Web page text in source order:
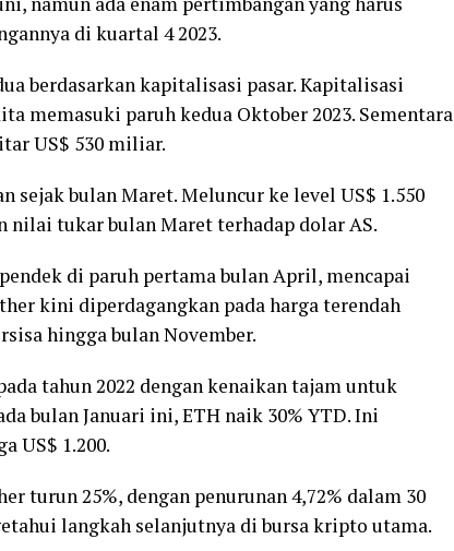
di kuartal 4 2023.
berdasarkan kapitalisasi pasar. Kapitalisasi
memasuki paruh kedua Oktober 2023. Sementara
US$ 530 miliar.
sejak bulan Maret. Meluncur ke level US$ 1.550
nilai tukar bulan Maret terhadap dolar AS.
di paruh pertama bulan April, mencapai
kini diperdagangkan pada harga terendah
hingga bulan November.
tahun 2022 dengan kenaikan tajam untuk
bulan Januari ini, ETH naik 30% YTD. Ini
US$ 1.200.
turun 25%, dengan penurunan 4,72% dalam 30
langkah selanjutnya di bursa kripto utama.